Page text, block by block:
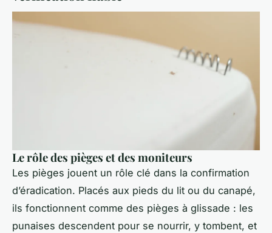
Le rôle des pièges et des moniteurs
Les pièges jouent un rôle clé dans la confirmation
d’éradication. Placés aux pieds du lit ou du canapé,
ils fonctionnent comme des pièges à glissade : les
punaises descendent pour se nourrir, y tombent, et